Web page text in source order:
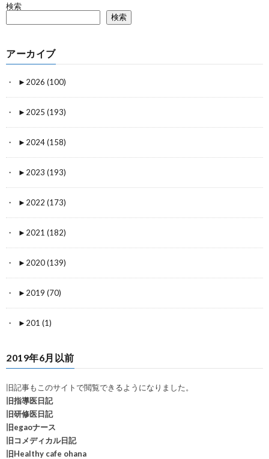
検索
検索
アーカイブ
► 2026 (100)
► 2025 (193)
► 2024 (158)
► 2023 (193)
► 2022 (173)
► 2021 (182)
► 2020 (139)
► 2019 (70)
► 201 (1)
2019年6月以前
旧記事もこのサイトで閲覧できるようになりました。
旧指導医日記
旧研修医日記
旧egaoナース
旧コメディカル日記
旧Healthy cafe ohana